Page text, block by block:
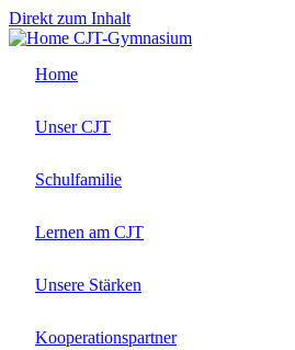
Direkt zum Inhalt
CJT-Gymnasium
Home
Unser CJT
Schulfamilie
Lernen am CJT
Unsere Stärken
Kooperationspartner